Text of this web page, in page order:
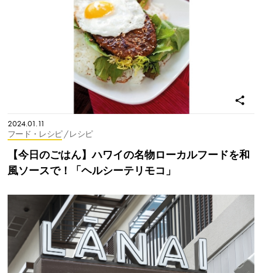
2024.01.11
フード・レシピ / レシピ
【今日のごはん】ハワイの名物ローカルフードを和
風ソースで！「ヘルシーテリモコ」